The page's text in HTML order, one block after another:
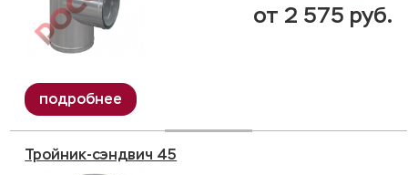
от 2 575 руб.
Тройник-сэндвич 45